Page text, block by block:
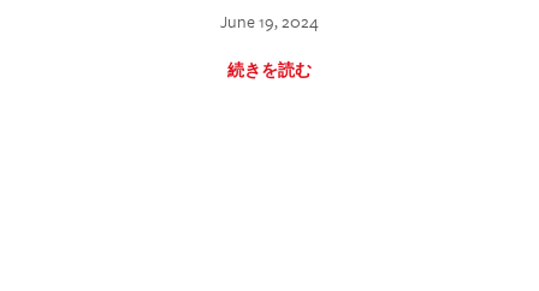
June 19, 2024
続きを読む